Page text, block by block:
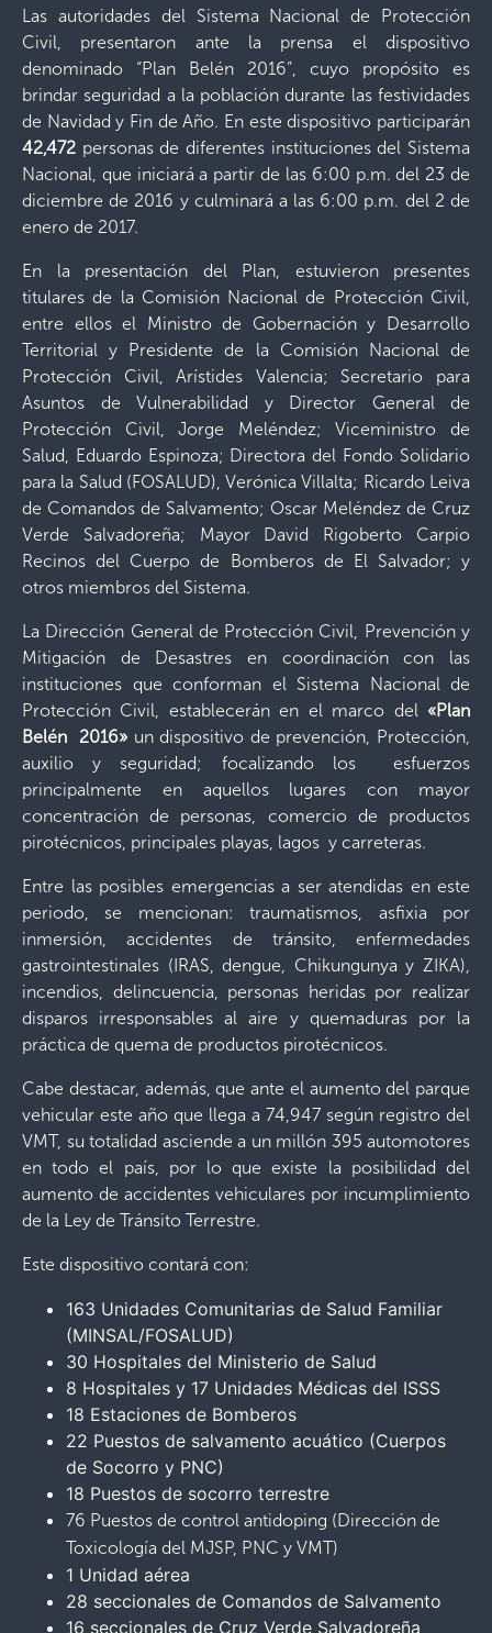
Las autoridades del Sistema Nacional de Protección
Civil, presentaron ante la prensa el dispositivo
denominado “Plan Belén 2016”, cuyo propósito es
brindar seguridad a la población durante las festividades
de Navidad y Fin de Año. En este dispositivo participarán
42,472 personas de diferentes instituciones del Sistema
Nacional, que iniciará a partir de las 6:00 p.m. del 23 de
diciembre de 2016 y culminará a las 6:00 p.m. del 2 de
enero de 2017.
En la presentación del Plan, estuvieron presentes
titulares de la Comisión Nacional de Protección Civil,
entre ellos el Ministro de Gobernación y Desarrollo
Territorial y Presidente de la Comisión Nacional de
Protección Civil, Arístides Valencia; Secretario para
Asuntos de Vulnerabilidad y Director General de
Protección Civil, Jorge Meléndez; Viceministro de
Salud, Eduardo Espinoza; Directora del Fondo Solidario
para la Salud (FOSALUD), Verónica Villalta; Ricardo Leiva
de Comandos de Salvamento; Oscar Meléndez de Cruz
Verde Salvadoreña; Mayor David Rigoberto Carpio
Recinos del Cuerpo de Bomberos de El Salvador; y
otros miembros del Sistema.
La Dirección General de Protección Civil, Prevención y
Mitigación de Desastres en coordinación con las
instituciones que conforman el Sistema Nacional de
Protección Civil, establecerán en el marco del «Plan
Belén 2016» un dispositivo de prevención, Protección,
auxilio y seguridad; focalizando los esfuerzos
principalmente en aquellos lugares con mayor
concentración de personas, comercio de productos
pirotécnicos, principales playas, lagos y carreteras.
Entre las posibles emergencias a ser atendidas en este
periodo, se mencionan: traumatismos, asfixia por
inmersión, accidentes de tránsito, enfermedades
gastrointestinales (IRAS, dengue, Chikungunya y ZIKA),
incendios, delincuencia, personas heridas por realizar
disparos irresponsables al aire y quemaduras por la
práctica de quema de productos pirotécnicos.
Cabe destacar, además, que ante el aumento del parque
vehicular este año que llega a 74,947 según registro del
VMT, su totalidad asciende a un millón 395 automotores
en todo el país, por lo que existe la posibilidad del
aumento de accidentes vehiculares por incumplimiento
de la Ley de Tránsito Terrestre.
Este dispositivo contará con:
163 Unidades Comunitarias de Salud Familiar
(MINSAL/FOSALUD)
30 Hospitales del Ministerio de Salud
8 Hospitales y 17 Unidades Médicas del ISSS
18 Estaciones de Bomberos
22 Puestos de salvamento acuático (Cuerpos
de Socorro y PNC)
18 Puestos de socorro terrestre
76 Puestos de control antidoping (Dirección de
Toxicología del MJSP, PNC y VMT)
1 Unidad aérea
28 seccionales de Comandos de Salvamento
16 seccionales de Cruz Verde Salvadoreña